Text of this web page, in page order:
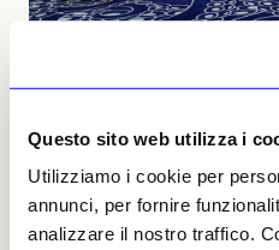
Questo sito web utilizza i
Utilizziamo i cookie per
annunci, per fornire
analizzare il nostro traffico.
installazione firmata dall’artista
undici borse di «Artycapucines
Alessia De Michelis
22 ottobre